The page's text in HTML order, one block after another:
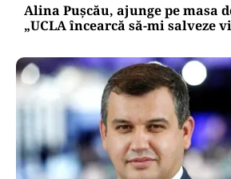
Alina Pușcău, ajunge pe masa
„UCLA încearcă să-mi salveze